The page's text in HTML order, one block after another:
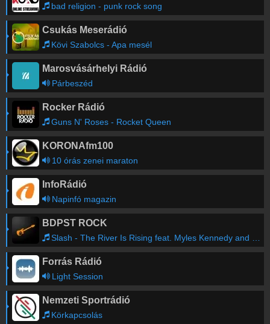
bad religion - punk rock song
Csukás Meserádió
Kövi Szabolcs - Apa mesél
Marosvásárhelyi Rádió
Párbeszéd
Rocker Rádió
Guns N' Roses - Rocket Queen
KORONAfm100
10 órás zenei maraton
InfoRádió
Napinfó magazin
BDPST ROCK
Slash - The River Is Rising feat. Myles Kennedy and The Conspirators
Forrás Rádió
Light Session
Nemzeti Sportrádió
Körkapcsolás